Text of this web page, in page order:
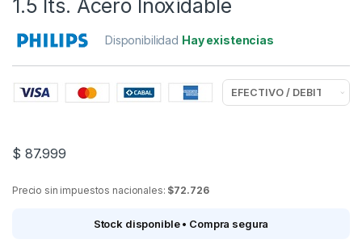
1.5 lts. Acero Inoxidable
Disponibilidad Hay existencias
$ 87.999
Precio sin impuestos nacionales: $72.726
Stock disponible • Compra segura